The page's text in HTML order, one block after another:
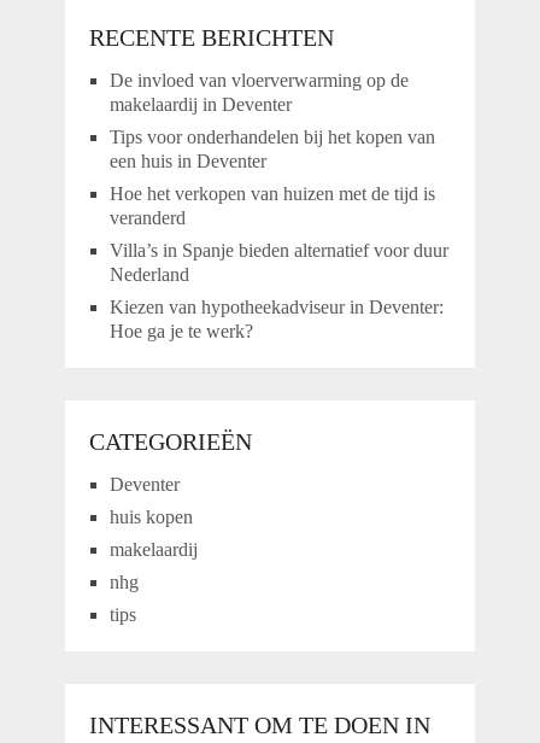
RECENTE BERICHTEN
De invloed van vloerverwarming op de
makelaardij in Deventer
Tips voor onderhandelen bij het kopen van
een huis in Deventer
Hoe het verkopen van huizen met de tijd is
veranderd
Villa’s in Spanje bieden alternatief voor duur
Nederland
Kiezen van hypotheekadviseur in Deventer:
Hoe ga je te werk?
CATEGORIEËN
Deventer
huis kopen
makelaardij
nhg
tips
INTERESSANT OM TE DOEN IN